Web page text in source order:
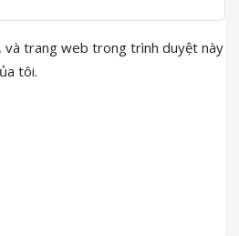
và trang web trong trình duyệt này
tôi.